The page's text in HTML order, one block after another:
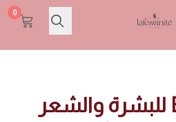
Lafeminite | لافمنيت
0
فوائد فيتامين E للبشرة والشعر